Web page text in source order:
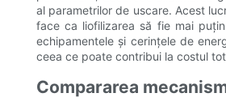
al parametrilor de uscare. Acest
face ca liofilizarea să fie mai
echipamentele și cerințele de
ceea ce poate contribui la costul
Compararea